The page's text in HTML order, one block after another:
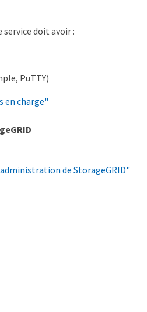
doit avoir :
PuTTY)
en charge"
de StorageGRID"